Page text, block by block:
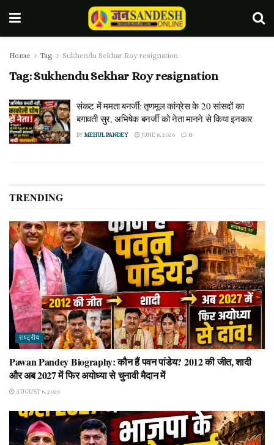
Home Tag Sukhendu Sekhar Roy resignation
Tag:Sukhendu Sekhar Roy resignation
संकट में ममता बनर्जी: तृणमूल कांग्रेस के 20 सांसदों का
बगावती सुर, अभिषेक बनर्जी को नेता मानने से किया इनकार
BYMEHUL PANDEY JUNE 8, 2026 0
TRENDING
राष्ट्रीय
Pawan Pandey Biography: कौन हैं पवन पांडेय? 2012 की जीत, शादी
और अब 2027 में फिर अयोध्या से चुनावी मैदान में
AUGUST 6, 2026